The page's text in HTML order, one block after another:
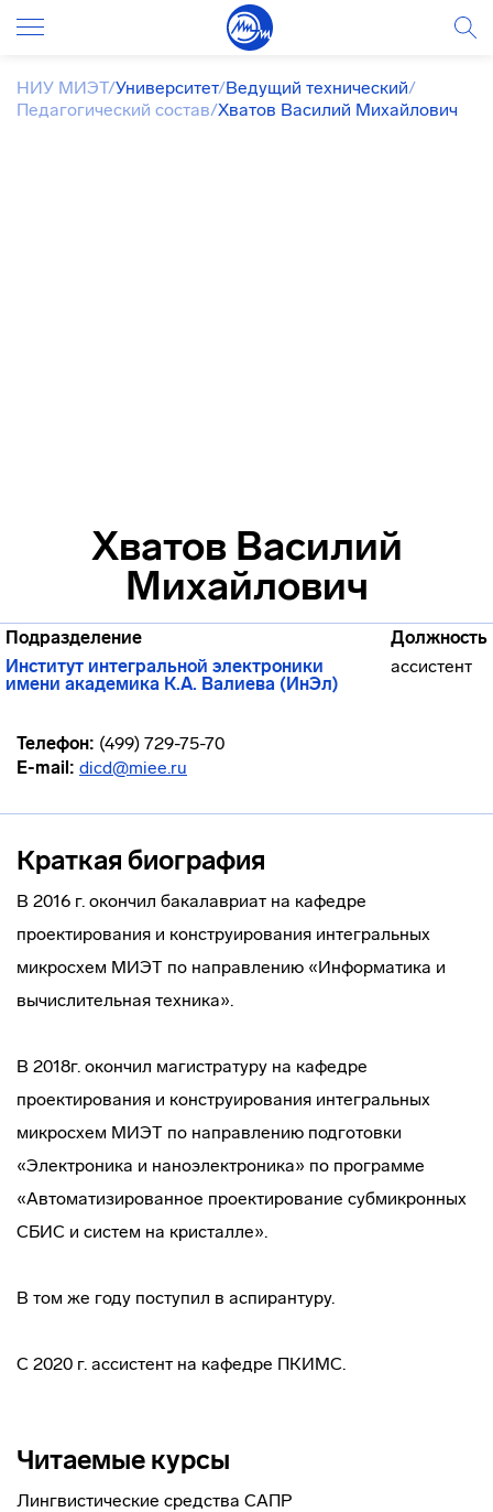
НИУ МИЭТ/Университет/Ведущий технический/
Педагогический состав/Хватов Василий Михайлович
Хватов Василий
Михайлович
Подразделение
Должность
Институт интегральной электроники
имени академика К.А. Валиева (ИнЭл)
ассистент
Телефон: (499) 729-75-70
E-mail: dicd@miee.ru
Краткая биография
В 2016 г. окончил бакалавриат на кафедре
проектирования и конструирования интегральных
микросхем МИЭТ по направлению «Информатика и
вычислительная техника».
В 2018г. окончил магистратуру на кафедре
проектирования и конструирования интегральных
микросхем МИЭТ по направлению подготовки
«Электроника и наноэлектроника» по программе
«Автоматизированное проектирование субмикронных
СБИС и систем на кристалле».
В том же году поступил в аспирантуру.
С 2020 г. ассистент на кафедре ПКИМС.
Читаемые курсы
Лингвистические средства САПР